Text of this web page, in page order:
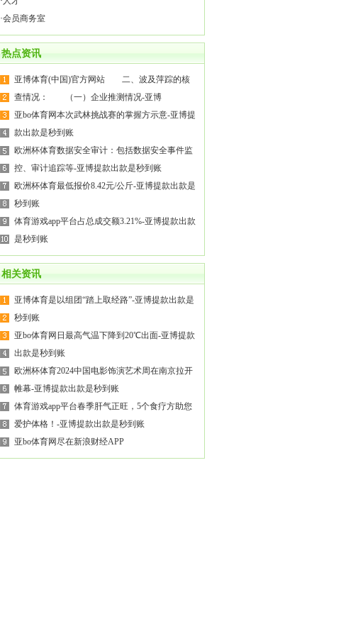
·会员商务室
热点资讯
亚博体育(中国)官方网站 二、波及萍踪的核
查情况： （一）企业推测情况-亚博
亚bo体育网本次武林挑战赛的掌握方示意-亚博提
款出款是秒到账
欧洲杯体育数据安全审计：包括数据安全事件监
控、审计追踪等-亚博提款出款是秒到账
欧洲杯体育最低报价8.42元/公斤-亚博提款出款是
秒到账
体育游戏app平台占总成交额3.21%-亚博提款出款
是秒到账
相关资讯
亚博体育是以组团“踏上取经路”-亚博提款出款是
秒到账
亚bo体育网日最高气温下降到20℃出面-亚博提款
出款是秒到账
欧洲杯体育2024中国电影饰演艺术周在南京拉开
帷幕-亚博提款出款是秒到账
体育游戏app平台春季肝气正旺，5个食疗方助您
爱护体格！-亚博提款出款是秒到账
亚bo体育网尽在新浪财经APP